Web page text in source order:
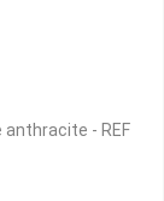
- REF